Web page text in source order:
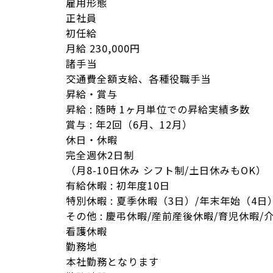
正社員
初任給
月給 230,000円
諸手当
交通費全額支給、各種役職手当
昇給・賞与
昇給 : 随時 1ヶ月単位での昇給実績多数
賞与 : 年2回（6月、12月）
休日・休暇
完全週休2日制
（月8-10日休み シフト制/土日休みもOK）
有給休暇 : 初年度10日
特別休暇 : 夏季休暇（3日）/年末年始（4日）
その他 : 慶弔休暇/産前産後休暇/育児休暇/
看護休暇
勤務地
本社勤務となります